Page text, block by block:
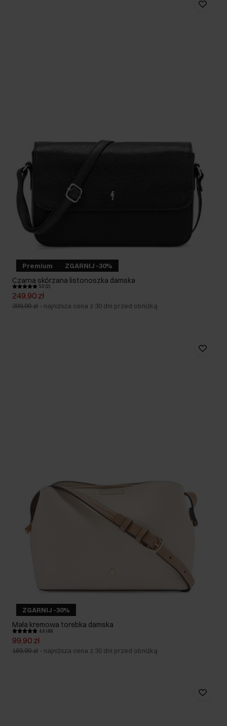
Premium ZGARNIJ -30%
Czarna skórzana listonoszka damska
5.0 (2)
249,90 zł
399,90 zł - najniższa cena z 30 dni przed obniżką
ZGARNIJ -30%
Mała kremowa torebka damska
4.9 (49)
99,90 zł
169,90 zł - najniższa cena z 30 dni przed obniżką